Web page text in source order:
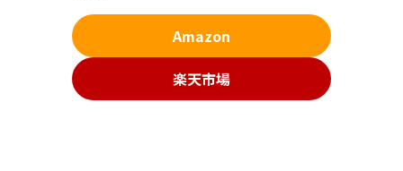
Amazon
楽天市場